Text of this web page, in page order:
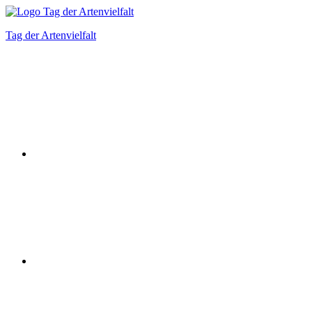
Zum
springen
Tag der Artenvielfalt